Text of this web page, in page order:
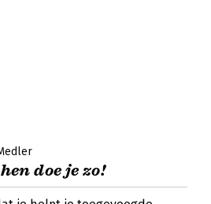
doe je zo!